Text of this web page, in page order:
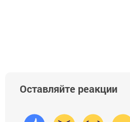
Оставляйте реакции